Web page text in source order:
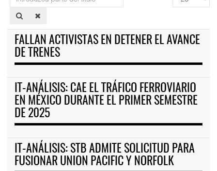
parte
del
a
FALLAN ACTIVISTAS EN DETENER EL AVANCE
DE TRENES
IT-ANÁLISIS: CAE EL TRÁFICO FERROVIARIO
EN MÉXICO DURANTE EL PRIMER SEMESTRE
DE 2025
IT-ANÁLISIS: STB ADMITE SOLICITUD PARA
FUSIONAR UNION PACIFIC Y NORFOLK